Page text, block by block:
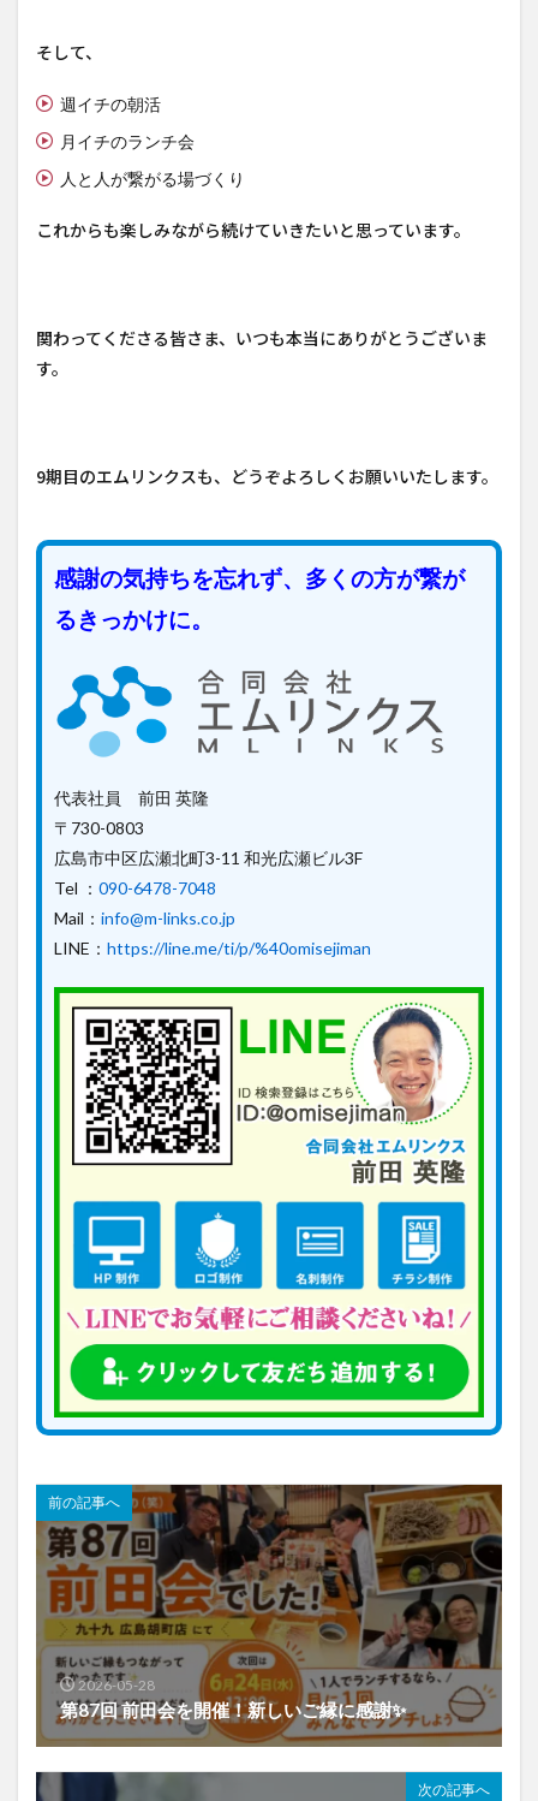
そして、
週イチの朝活
月イチのランチ会
人と人が繋がる場づくり
これからも楽しみながら続けていきたいと思っています。
関わってくださる皆さま、いつも本当にありがとうございま
す。
9期目のエムリンクスも、どうぞよろしくお願いいたします。
感謝の気持ちを忘れず、多くの方が繋が
るきっかけに。
代表社員 前田 英隆
〒730-0803
広島市中区広瀬北町3-11 和光広瀬ビル3F
Tel ： 090-6478-7048
Mail： info@m-links.co.jp
LINE： https://line.me/ti/p/%40omisejiman
前の記事へ
2026-05-28
第87回 前田会を開催！新しいご縁に感謝✨
次の記事へ